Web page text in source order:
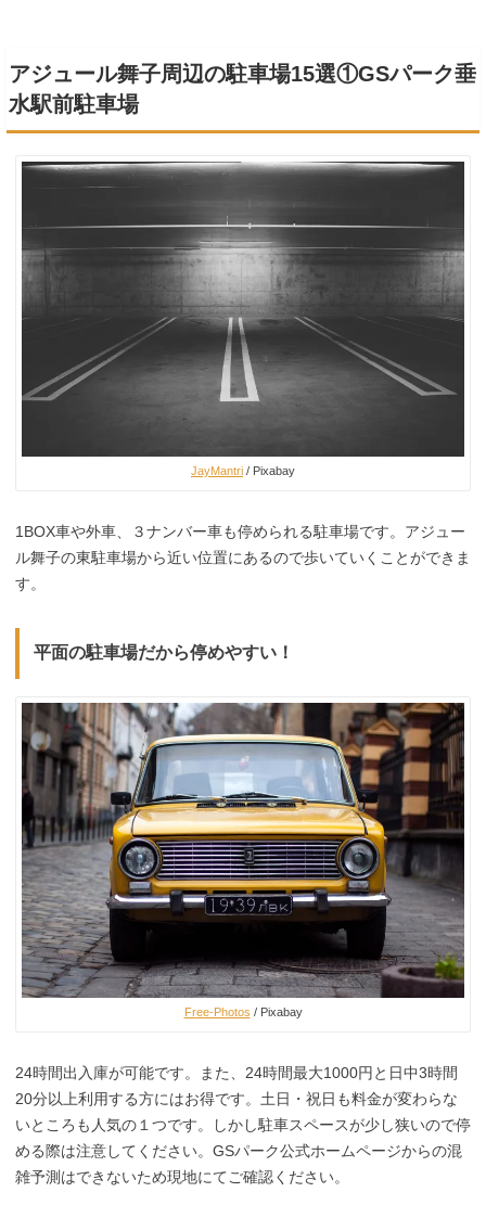
アジュール舞子周辺の駐車場15選①GSパーク垂
水駅前駐車場
JayMantri / Pixabay
1BOX車や外車、３ナンバー車も停められる駐車場です。アジュー
ル舞子の東駐車場から近い位置にあるので歩いていくことができま
す。
平面の駐車場だから停めやすい！
Free-Photos / Pixabay
24時間出入庫が可能です。また、24時間最大1000円と日中3時間
20分以上利用する方にはお得です。土日・祝日も料金が変わらな
いところも人気の１つです。しかし駐車スペースが少し狭いので停
める際は注意してください。GSパーク公式ホームページからの混
雑予測はできないため現地にてご確認ください。